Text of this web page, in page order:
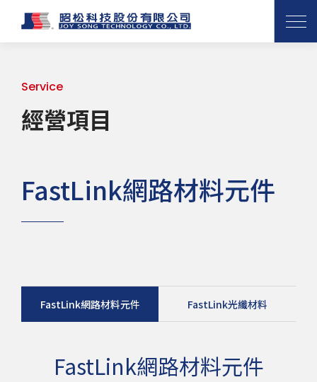
Service
經營項目
FastLink網路材料元件
FastLink網路材料元件 FastLink光纖材料
FastLink網路材料元件